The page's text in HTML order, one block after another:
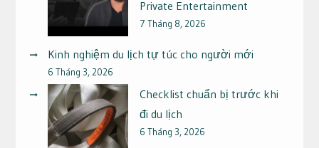
Private Entertainment
7 Tháng 8, 2026
Kinh nghiệm du lịch tự túc cho người mới
6 Tháng 3, 2026
Checklist chuẩn bị trước khi
đi du lịch
6 Tháng 3, 2026